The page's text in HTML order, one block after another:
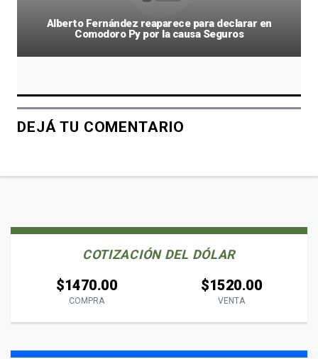
Alberto Fernández reaparece para declarar en
Comodoro Py por la causa Seguros
DEJÁ TU COMENTARIO
COTIZACIÓN DEL DÓLAR
$1470.00
COMPRA
$1520.00
VENTA